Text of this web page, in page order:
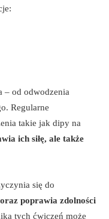
– od odwodzenia
Regularne
takie jak dipy na
ich siłę, ale także
się do
poprawia zdolności
tych ćwiczeń może